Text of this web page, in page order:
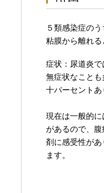
５類感染症の
粘膜から離れる
症状：尿道炎
無症状なこと
十パーセントあ
現在は一般的
があるので、
剤に感受性が
ます。